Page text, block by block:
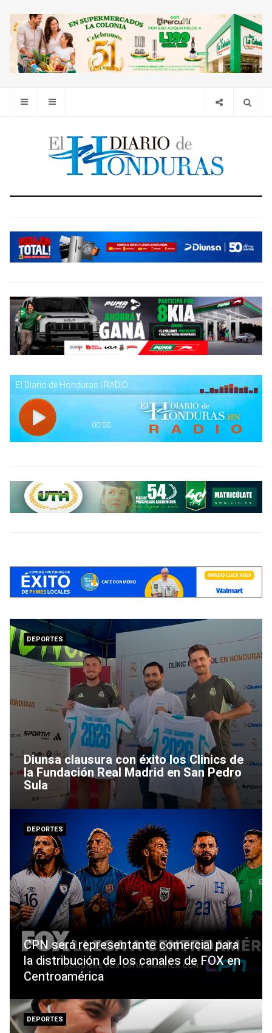
DEPORTES
Diunsa clausura con éxito los Clinics de
la Fundación Real Madrid en San Pedro
Sula
DEPORTES
CPN será representante comercial para
la distribución de los canales de FOX en
Centroamérica
DEPORTES